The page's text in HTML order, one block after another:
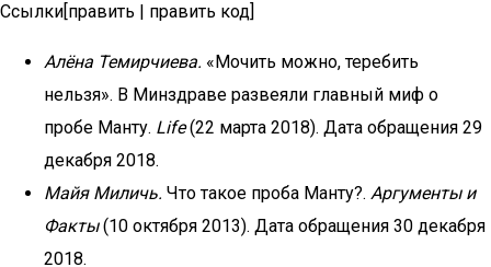
Ссылки[править | править код]
Алёна Темирчиева. «Мочить можно, теребить
нельзя». В Минздраве развеяли главный миф о
пробе Манту. Life(22 марта 2018). Дата обращения 29
декабря 2018.
Майя Миличь. Что такое проба Манту?. Аргументы и
Факты(10 октября 2013). Дата обращения 30 декабря
2018.